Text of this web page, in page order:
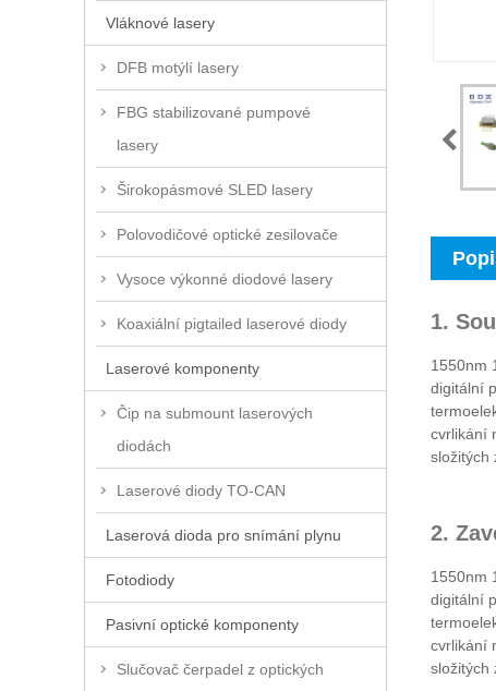
Vláknové lasery
DFB motýlí lasery
FBG stabilizované pumpové
lasery
Širokopásmové SLED lasery
Polovodičové optické zesilovače
Vysoce výkonné diodové lasery
Koaxiální pigtailed laserové diody
Laserové komponenty
Čip na submount laserových
diodách
Laserové diody TO-CAN
Laserová dioda pro snímání plynu
Fotodiody
Pasivní optické komponenty
Slučovač čerpadel z optických
1.
1550nm
digitální
cvrlikání
složitých
2.
1550nm
digitální
cvrlikání
složitých